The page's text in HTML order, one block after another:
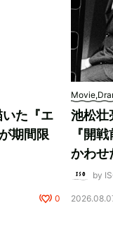
た『エ
期間限
0
池松壮
『開
かわせ
by